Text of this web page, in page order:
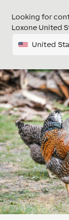
Looking for
Loxone United
United